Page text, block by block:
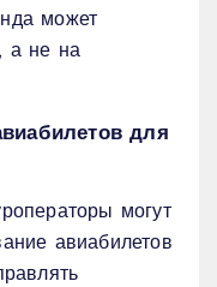
может
а не на
для
могут
авиабилетов